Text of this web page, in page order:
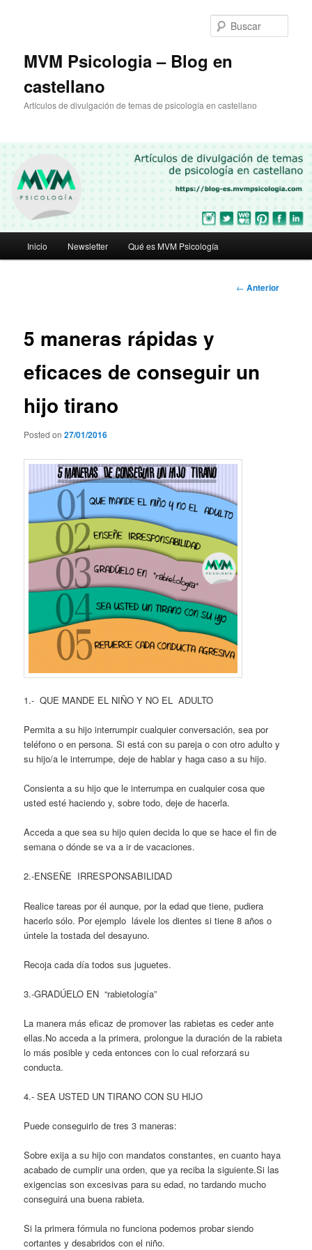
MVM Psicologia – Blog en
castellano
Artículos de divulgación de temas de psicología en castellano
principal
Inicio Newsletter Qué es MVM Psicología
Navegación
← Anterior
5 maneras rápidas y
eficaces de conseguir un
hijo tirano
Posted on27/01/2016
1.- QUE MANDE EL NIÑO Y NO EL ADULTO
Permita a su hijo interrumpir cualquier conversación, sea por
teléfono o en persona. Si está con su pareja o con otro adulto y
su hijo/a le interrumpe, deje de hablar y haga caso a su hijo.
Consienta a su hijo que le interrumpa en cualquier cosa que
usted esté haciendo y, sobre todo, deje de hacerla.
Acceda a que sea su hijo quien decida lo que se hace el fin de
semana o dónde se va a ir de vacaciones.
2.-ENSEÑE IRRESPONSABILIDAD
Realice tareas por él aunque, por la edad que tiene, pudiera
hacerlo sólo. Por ejemplo lávele los dientes si tiene 8 años o
úntele la tostada del desayuno.
Recoja cada día todos sus juguetes.
3.-GRADÚELO EN “rabietología”
La manera más eficaz de promover las rabietas es ceder ante
ellas.No acceda a la primera, prolongue la duración de la rabieta
lo más posible y ceda entonces con lo cual reforzará su
conducta.
4.- SEA USTED UN TIRANO CON SU HIJO
Puede conseguirlo de tres 3 maneras:
Sobre exija a su hijo con mandatos constantes, en cuanto haya
acabado de cumplir una orden, que ya reciba la siguiente.Si las
exigencias son excesivas para su edad, no tardando mucho
conseguirá una buena rabieta.
Si la primera fórmula no funciona podemos probar siendo
cortantes y desabridos con el niño.